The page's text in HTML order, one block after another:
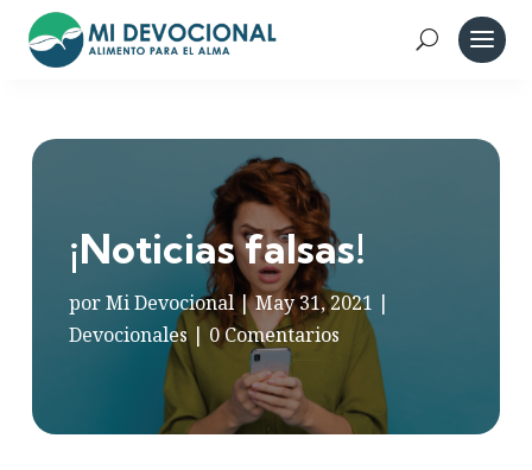
¡Noticias falsas!
porMi Devocional|May 31, 2021 |
Devocionales| 0 Comentarios